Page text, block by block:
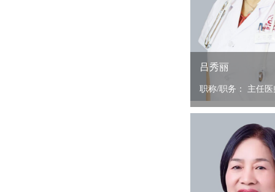
吕秀丽
职称/职务： 主任